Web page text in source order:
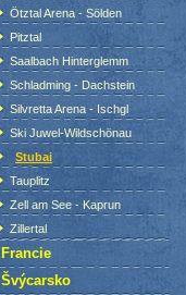
Ötztal Arena - Sölden
Pitztal
Saalbach Hinterglemm
Schladming - Dachstein
Silvretta Arena - Ischgl
Ski Juwel-Wildschönau
Stubai
Tauplitz
Zell am See - Kaprun
Zillertal
Francie
Švýcarsko